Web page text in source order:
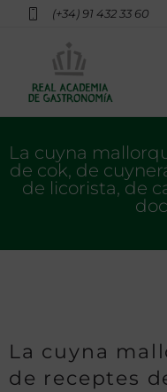
(+34) 91 432 33 60
La cuyna
de cok, de
de licorista, de
La cuyna
de receptes